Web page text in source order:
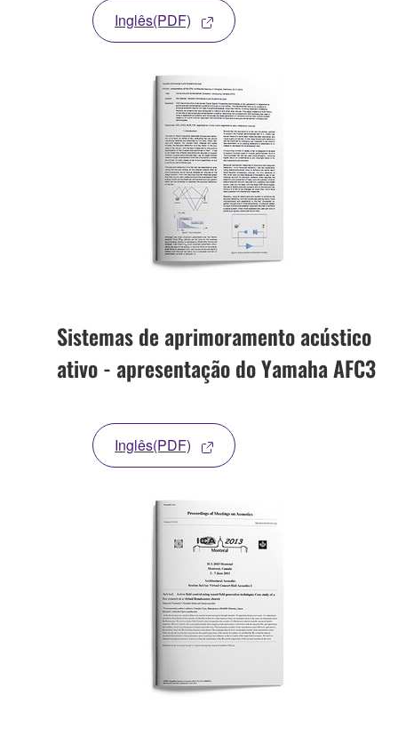
Inglês(PDF)
Sistemas de aprimoramento acústico
ativo - apresentação do Yamaha AFC3
Inglês(PDF)